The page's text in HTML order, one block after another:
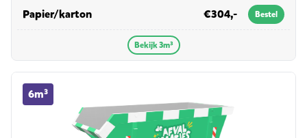
Papier/kartonin 3m³ €304,- Bestel
Bekijk 3m³
6m³
6m³ container huren